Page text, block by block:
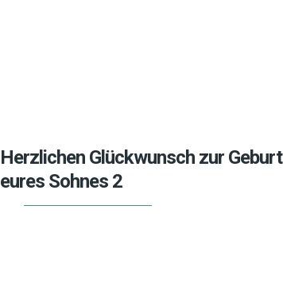
Herzlichen Glückwunsch zur Geburt
eures Sohnes 2